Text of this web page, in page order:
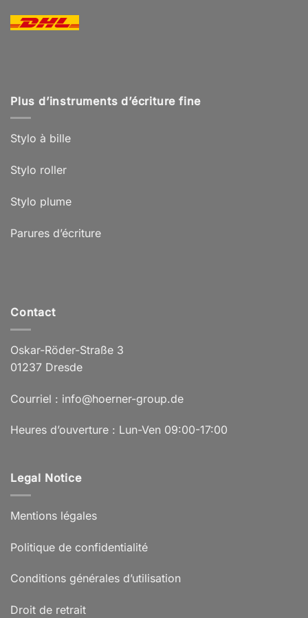
Plus d’instruments d’écriture fine
Stylo à bille
Stylo roller
Stylo plume
Parures d’écriture
Contact
Oskar-Röder-Straße 3
01237 Dresde
Courriel : info@hoerner-group.de
Heures d’ouverture : Lun-Ven 09:00-17:00
Legal Notice
Mentions légales
Politique de confidentialité
Conditions générales d’utilisation
Droit de retrait